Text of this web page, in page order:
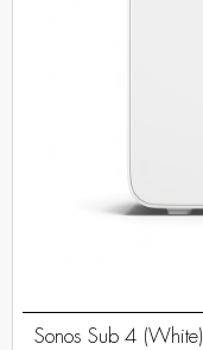
Sonos Sub 4 (White)